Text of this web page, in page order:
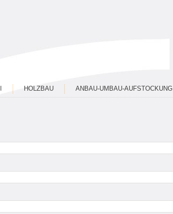
HOLZBAU ANBAU-UMBAU-AUFSTOCKUNG